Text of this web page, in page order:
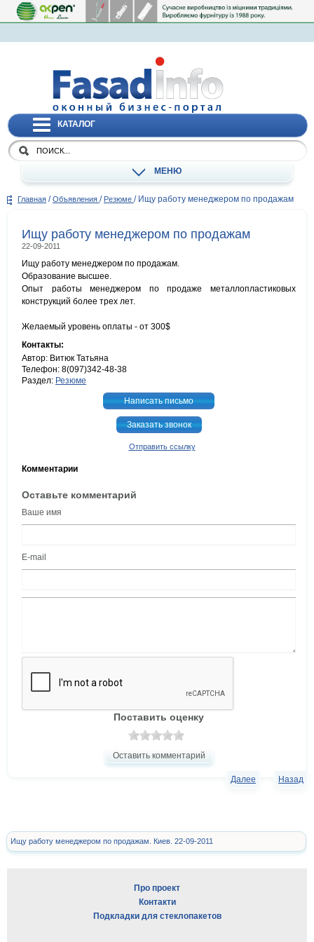
КАТАЛОГ
МЕНЮ
Главная / Объявления / Резюме / Ищу работу менеджером по продажам
Ищу работу менеджером по продажам
22-09-2011
Ищу работу менеджером по продажам.
Образование высшее.
Опыт работы менеджером по продаже металлопластиковых
конструкций более трех лет.
Желаемый уровень оплаты - от 300$
Контакты:
Автор: Витюк Татьяна
Телефон: 8(097)342-48-38
Раздел: Резюме
Написать письмо
Заказать звонок
Отправить ссылку
Комментарии
Оставьте комментарий
Ваше имя
E-mail
Поставить оценку
Оставить комментарий
Назад
Далее
Ищу работу менеджером по продажам. Киев. 22-09-2011
Про проект
Контакти
Подкладки для стеклопакетов